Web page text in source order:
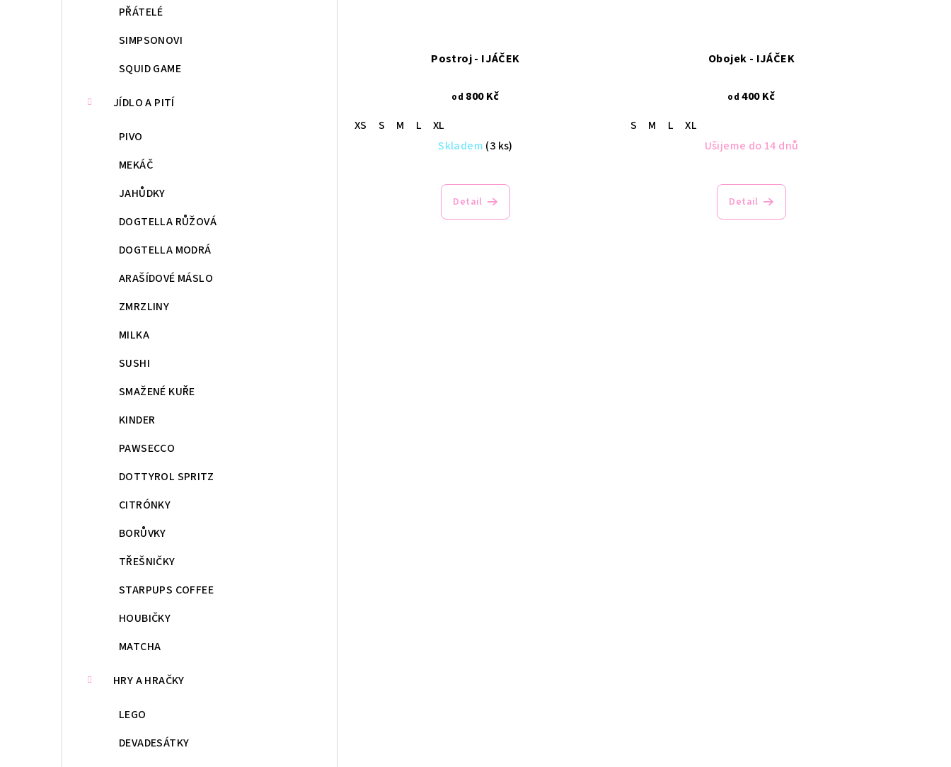
PŘÁTELÉ
SIMPSONOVI
SQUID GAME
JÍDLO A PITÍ
PIVO
MEKÁČ
JAHŮDKY
DOGTELLA RŮŽOVÁ
DOGTELLA MODRÁ
ARAŠÍDOVÉ MÁSLO
ZMRZLINY
MILKA
SUSHI
SMAŽENÉ KUŘE
KINDER
PAWSECCO
DOTTYROL SPRITZ
CITRÓNKY
BORŮVKY
TŘEŠNIČKY
STARPUPS COFFEE
HOUBIČKY
MATCHA
HRY A HRAČKY
LEGO
DEVADESÁTKY
Postroj - IJÁČEK
od 800 Kč
XS
S M L
XL
Skladem (3 ks)
Detail
Obojek - IJÁČEK
od 400 Kč
S
M L
XL
Ušijeme do 14 dnů
Detail